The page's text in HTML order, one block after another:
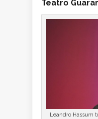
Teatro
Leandro Hassum